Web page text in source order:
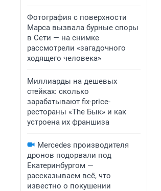
Фотография с поверхности
Марса вызвала бурные споры
в Сети — на снимке
рассмотрели «загадочного
ходящего человека»
Миллиарды на дешевых
стейках: сколько
зарабатывают fix-price-
рестораны «The Бык» и как
устроена их франшиза
Mercedes производителя
дронов подорвали под
Екатеринбургом —
рассказываем всё, что
известно о покушении